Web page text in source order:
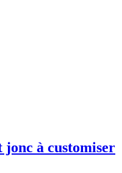
à customiser